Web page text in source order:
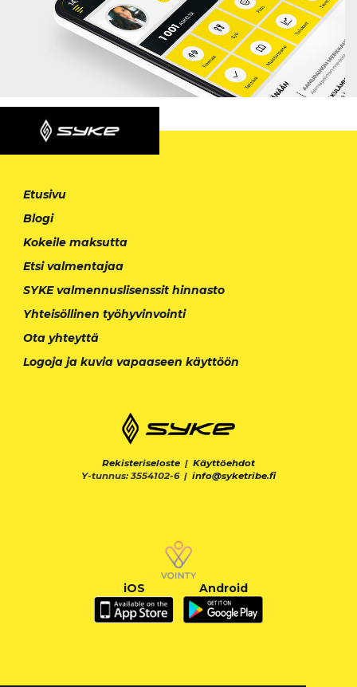
Etusivu
Blogi
Kokeile maksutta
Etsi valmentajaa
SYKE valmennuslisenssit hinnasto
Yhteisöllinen työhyvinvointi
Ota yhteyttä
Logoja ja kuvia vapaaseen käyttöön
Rekisteriseloste | Käyttöehdot
Y-tunnus: 3554102-6 | info@syketribe.fi
iOS Android